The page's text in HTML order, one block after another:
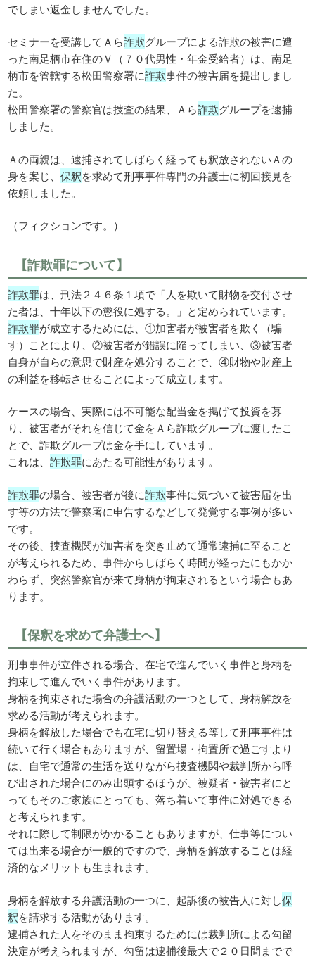
でしまい返金しませんでした。
セミナーを受講してＡら詐欺グループによる詐欺の被害に遭
った南足柄市在住のＶ（７０代男性・年金受給者）は、南足
柄市を管轄する松田警察署に詐欺事件の被害届を提出しまし
た。
松田警察署の警察官は捜査の結果、Ａら詐欺グループを逮捕
しました。
Ａの両親は、逮捕されてしばらく経っても釈放されないＡの
身を案じ、保釈を求めて刑事事件専門の弁護士に初回接見を
依頼しました。
（フィクションです。）
【詐欺罪について】
詐欺罪は、刑法２４６条１項で「人を欺いて財物を交付させ
た者は、十年以下の懲役に処する。」と定められています。
詐欺罪が成立するためには、①加害者が被害者を欺く（騙
す）ことにより、②被害者が錯誤に陥ってしまい、③被害者
自身が自らの意思で財産を処分することで、④財物や財産上
の利益を移転させることによって成立します。
ケースの場合、実際には不可能な配当金を掲げて投資を募
り、被害者がそれを信じて金をＡら詐欺グループに渡したこ
とで、詐欺グループは金を手にしています。
これは、詐欺罪にあたる可能性があります。
詐欺罪の場合、被害者が後に詐欺事件に気づいて被害届を出
す等の方法で警察署に申告するなどして発覚する事例が多い
です。
その後、捜査機関が加害者を突き止めて通常逮捕に至ること
が考えられるため、事件からしばらく時間が経ったにもかか
わらず、突然警察官が来て身柄が拘束されるという場合もあ
ります。
【保釈を求めて弁護士へ】
刑事事件が立件される場合、在宅で進んでいく事件と身柄を
拘束して進んでいく事件があります。
身柄を拘束された場合の弁護活動の一つとして、身柄解放を
求める活動が考えられます。
身柄を解放した場合でも在宅に切り替える等して刑事事件は
続いて行く場合もありますが、留置場・拘置所で過ごすより
は、自宅で通常の生活を送りながら捜査機関や裁判所から呼
び出された場合にのみ出頭するほうが、被疑者・被害者にと
ってもそのご家族にとっても、落ち着いて事件に対処できる
と考えられます。
それに際して制限がかかることもありますが、仕事等につい
ては出来る場合が一般的ですので、身柄を解放することは経
済的なメリットも生まれます。
身柄を解放する弁護活動の一つに、起訴後の被告人に対し保
釈を請求する活動があります。
逮捕された人をそのまま拘束するためには裁判所による勾留
決定が考えられますが、勾留は逮捕後最大で２０日間までで